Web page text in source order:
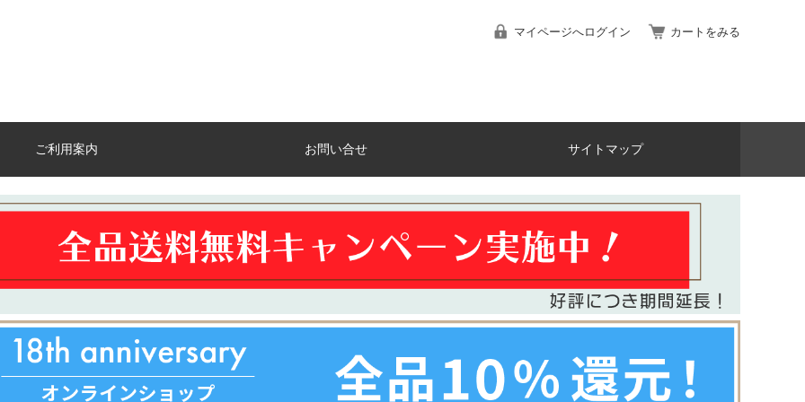
マイページへログイン カートをみる
ご利用案内 お問い合せ サイトマップ